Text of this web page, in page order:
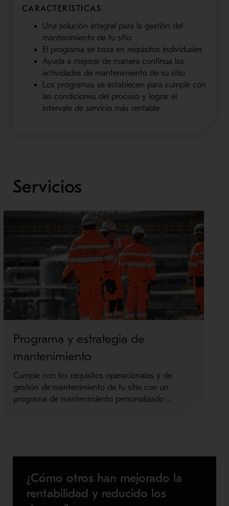
CARACTERÍSTICAS
Una solución integral para la gestión del
mantenimiento de tu sitio
El programa se basa en requisitos individuales
Ayuda a mejorar de manera continua las
actividades de mantenimiento de su sitio
Los programas se establecen para cumplir con
las condiciones del proceso y lograr el
intervalo de servicio más rentable
Servicios
Programa y estrategia de
mantenimiento
Cumple con los requisitos operacionales y de
gestión de mantenimiento de tu sitio con un
programa de mantenimiento personalizado ...
¿Cómo otros han mejorado la
rentabilidad y reducido los